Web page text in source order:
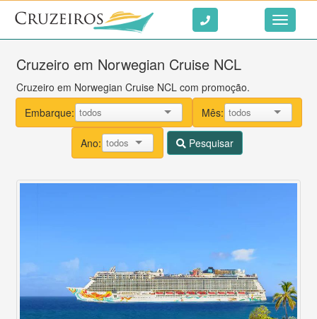
Ir ao conteúdo
Toggle
Cruzeiro em Norwegian Cruise NCL
Cruzeiro em Norwegian Cruise NCL com promoção.
Embarque:
Mês:
Ano: Pesquisar